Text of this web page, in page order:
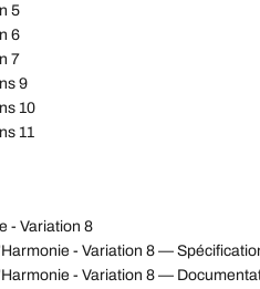
5
6
7
9
10
11
- Variation 8
- Variation 8 —
- Variation 8 —